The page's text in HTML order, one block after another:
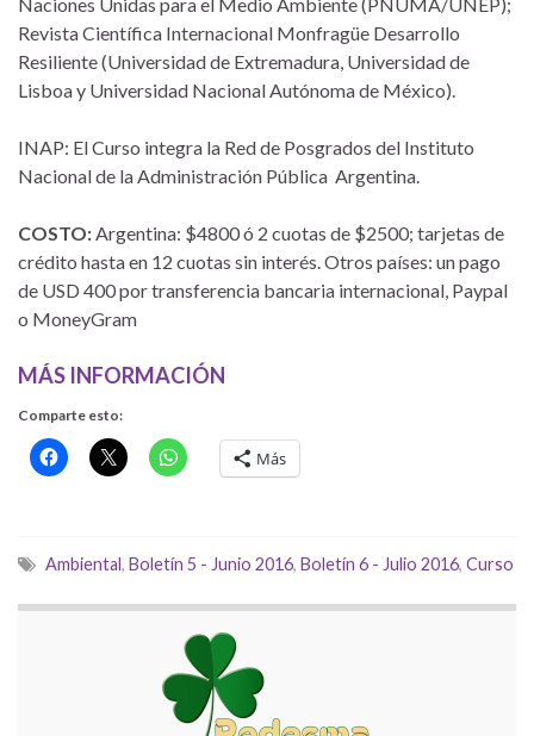
Revista Científica Internacional Monfragüe Desarrollo
Resiliente (Universidad de Extremadura, Universidad de
Lisboa y Universidad Nacional Autónoma de México).
INAP: El Curso integra la Red de Posgrados del Instituto
Nacional de la Administración Pública Argentina.
COSTO:Argentina: $4800 ó 2 cuotas de $2500; tarjetas de
crédito hasta en 12 cuotas sin interés. Otros países: un pago
de USD 400 por transferencia bancaria internacional, Paypal
o MoneyGram
MÁS INFORMACIÓN
Comparte esto:
Más
Ambiental, Boletín 5 - Junio 2016, Boletín 6 - Julio 2016, Curso